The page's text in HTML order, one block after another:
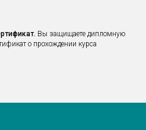
Вы защищаете дипломную
о прохождении курса